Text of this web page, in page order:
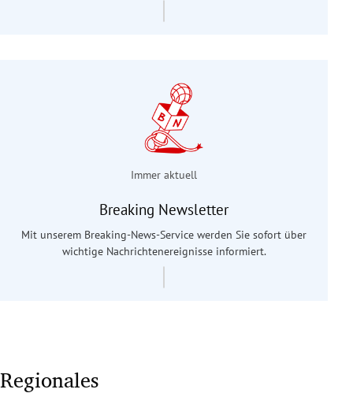
Immer aktuell
Breaking Newsletter
Mit unserem Breaking-News-Service werden Sie sofort über
wichtige Nachrichtenereignisse informiert.
Regionales